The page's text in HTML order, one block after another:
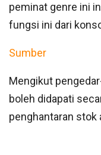
peminat genre ini
fungsi ini dari
Sumber
Mengikut
boleh didapati
penghantaran stok